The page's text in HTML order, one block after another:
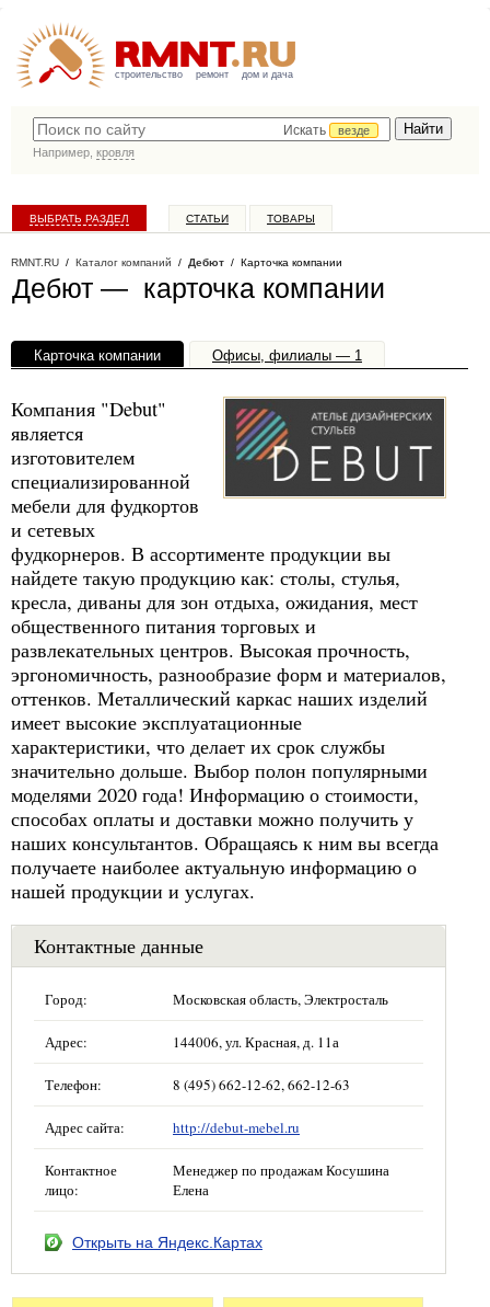
строительство ремонт дом и дача
Искать
везде
Например, кровля
ВЫБРАТЬ РАЗДЕЛ СТАТЬИ ТОВАРЫ
RMNT.RU / Каталог компаний / Дебют / Карточка компании
Дебют — карточка компании
Карточка компании Офисы, филиалы — 1
Компания "Debut"
является
изготовителем
специализированной
мебели для фудкортов
и сетевых
фудкорнеров. В ассортименте продукции вы
найдете такую продукцию как: столы, стулья,
кресла, диваны для зон отдыха, ожидания, мест
общественного питания торговых и
развлекательных центров. Высокая прочность,
эргономичность, разнообразие форм и материалов,
оттенков. Металлический каркас наших изделий
имеет высокие эксплуатационные
характеристики, что делает их срок службы
значительно дольше. Выбор полон популярными
моделями 2020 года! Информацию о стоимости,
способах оплаты и доставки можно получить у
наших консультантов. Обращаясь к ним вы всегда
получаете наиболее актуальную информацию о
нашей продукции и услугах.
Контактные данные
Город: Московская область, Электросталь
Адрес: 144006, ул. Красная, д. 11а
Телефон: 8 (495) 662-12-62, 662-12-63
Адрес сайта: http://debut-mebel.ru
Контактное
лицо:
Менеджер по продажам Косушина
Елена
Открыть на Яндекс.Картах